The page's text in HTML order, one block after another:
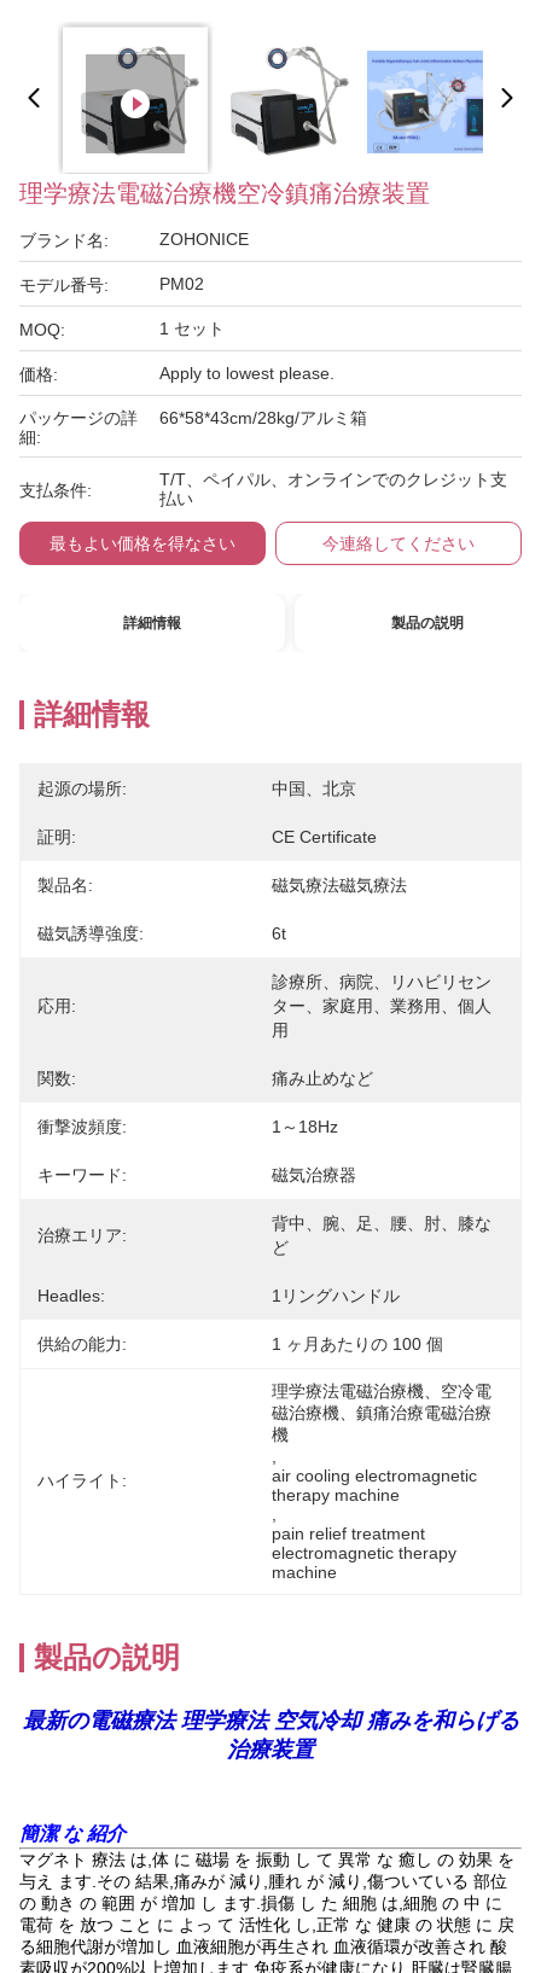
理学療法電磁治療機空冷鎮痛治療装置
ブランド名: ZOHONICE
モデル番号: PM02
MOQ: 1 セット
価格: Apply to lowest please.
パッケージの詳
細:
66*58*43cm/28kg/アルミ箱
支払条件:
T/T、ペイパル、オンラインでのクレジット支
払い
最もよい価格を得なさい 今連絡してください
詳細情報 製品の説明
詳細情報
起源の場所: 中国、北京
証明: CE Certificate
製品名: 磁気療法磁気療法
磁気誘導強度: 6t
応用:
診療所、病院、リハビリセン
ター、家庭用、業務用、個人
用
関数: 痛み止めなど
衝撃波頻度: 1～18Hz
キーワード: 磁気治療器
治療エリア:
背中、腕、足、腰、肘、膝な
ど
Headles: 1リングハンドル
供給の能力: 1 ヶ月あたりの 100 個
ハイライト:
理学療法電磁治療機、空冷電
磁治療機、鎮痛治療電磁治療
機
air cooling electromagnetic
therapy machine
pain relief treatment
electromagnetic therapy
machine
製品の説明
最新の電磁療法 理学療法 空気冷却 痛みを和らげる
治療装置
簡潔 な 紹介
マグネト 療法 は,体 に 磁場 を 振動 し て 異常 な 癒し の 効果 を
与え ます.その 結果,痛みが 減り,腫れ が 減り,傷ついている 部位
の 動き の 範囲 が 増加 し ます.損傷 し た 細胞 は,細胞 の 中 に
電荷 を 放つ こと に よっ て 活性化 し,正常 な 健康 の 状態 に 戻
る細胞代謝が増加し 血液細胞が再生され 血液循環が改善され 酸
素吸収が200%以上増加します 免疫系が健康になり 肝臓は腎臓腸